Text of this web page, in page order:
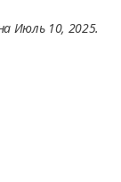
Июль 10, 2025.